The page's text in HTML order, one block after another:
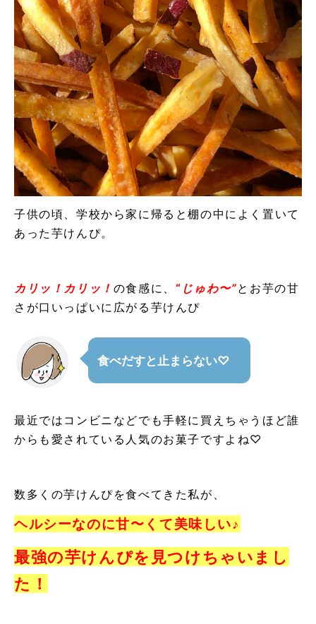
子供の頃、学校から家に帰ると棚の中によく置いて
あった芋けんぴ。
カリッ！カリッ！ の食感に、 “ じゅわ〜”とお芋の甘
さが口いっぱいに広がる芋けんぴ
食べだすと止まらない♡
最近ではコンビニなどでも手軽に買えちゃうほど誰
からも愛されている人気のお菓子ですよね♡
数多くの芋けんぴを食べてきた私が、
ヘルシーなのに甘〜くて美味しい♪
最強の芋けんぴを見つけちゃいまし
た！